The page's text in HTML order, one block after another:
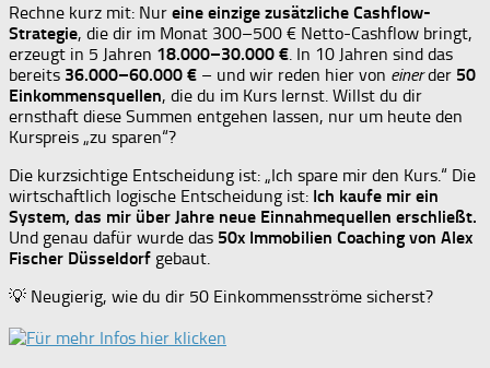
Rechne kurz mit: Nur eine einzige zusätzliche Cashflow-
Strategie, die dir im Monat 300–500 € Netto-Cashflow bringt,
erzeugt in 5 Jahren 18.000–30.000 € . In 10 Jahren sind das
bereits 36.000–60.000 € – und wir reden hier von einerder 50
Einkommensquellen, die du im Kurs lernst. Willst du dir
ernsthaft diese Summen entgehen lassen, nur um heute den
Kurspreis „zu sparen“?
Die kurzsichtige Entscheidung ist: „Ich spare mir den Kurs.“ Die
wirtschaftlich logische Entscheidung ist: Ich kaufe mir ein
System, das mir über Jahre neue Einnahmequellen erschließt.
Und genau dafür wurde das 50x Immobilien Coaching von Alex
Fischer Düsseldorf gebaut.
💡 Neugierig, wie du dir 50 Einkommensströme sicherst?